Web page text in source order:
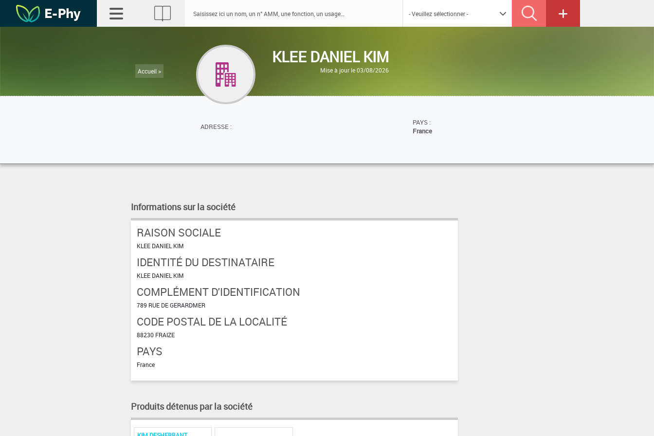
Accueil >
KLEE DANIEL KIM
Mise à jour le 03/08/2026
ADRESSE :
PAYS :
France
Informations sur la société
RAISON SOCIALE
KLEE DANIEL KIM
IDENTITÉ DU DESTINATAIRE
KLEE DANIEL KIM
COMPLÉMENT D'IDENTIFICATION
789 RUE DE GERARDMER
CODE POSTAL DE LA LOCALITÉ
88230 FRAIZE
PAYS
France
Produits détenus par la société